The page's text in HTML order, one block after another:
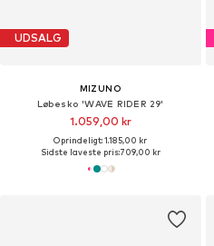
UDSALG
MIZUNO
Løbesko 'WAVE RIDER 29'
1.059,00 kr
Oprindeligt: 1.185,00 kr
Sidste laveste pris:709,00 kr